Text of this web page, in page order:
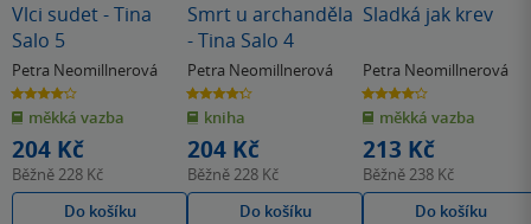
Vlci sudet - Tina
Salo 5
Petra Neomillnerová
4.2
z
5
hvězdiček
měkká vazba
204 Kč
Běžně228 Kč
Do košíku
Smrt u archanděla
- Tina Salo 4
Petra Neomillnerová
4.3
z
5
hvězdiček
kniha
204 Kč
Běžně228 Kč
Do košíku
Sladká jak krev
Petra Neomillnerová
4.2
z
5
hvězdiček
měkká vazba
213 Kč
Běžně238 Kč
Do košíku